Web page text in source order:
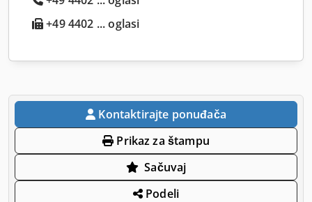
+49 4402 ... oglasi
Kontaktirajte ponuđača
Prikaz za štampu
Sačuvaj
Podeli